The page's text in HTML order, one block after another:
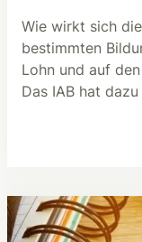
Wie wirkt sich
bestimmten
Lohn und auf
Das IAB hat